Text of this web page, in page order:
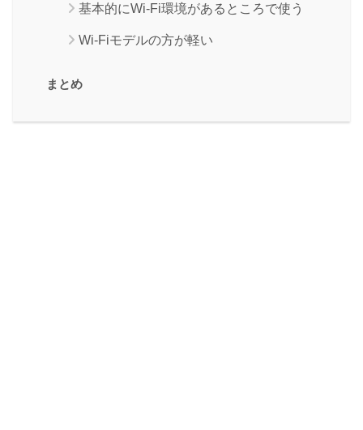
基本的にWi-Fi環境があるところで使う
Wi-Fiモデルの方が軽い
まとめ